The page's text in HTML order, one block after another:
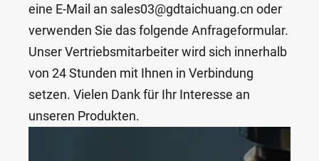
eine E-Mail an sales03@gdtaichuang.cn oder
verwenden Sie das folgende Anfrageformular.
Unser Vertriebsmitarbeiter wird sich innerhalb
von 24 Stunden mit Ihnen in Verbindung
setzen. Vielen Dank für Ihr Interesse an
unseren Produkten.